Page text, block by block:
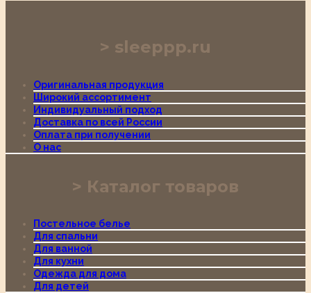
sleeppp.ru
Оригинальная продукция
Широкий ассортимент
Индивидуальный подход
Доставка по всей России
Оплата при получении
О нас
Каталог товаров
Постельное белье
Для спальни
Для ванной
Для кухни
Одежда для дома
Для детей